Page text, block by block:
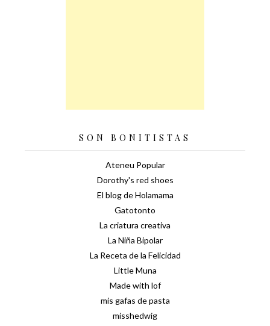
SON BONITISTAS
Ateneu Popular
Dorothy's red shoes
El blog de Holamama
Gatotonto
La criatura creativa
La Niña Bipolar
La Receta de la Felicidad
Little Muna
Made with lof
mis gafas de pasta
misshedwig